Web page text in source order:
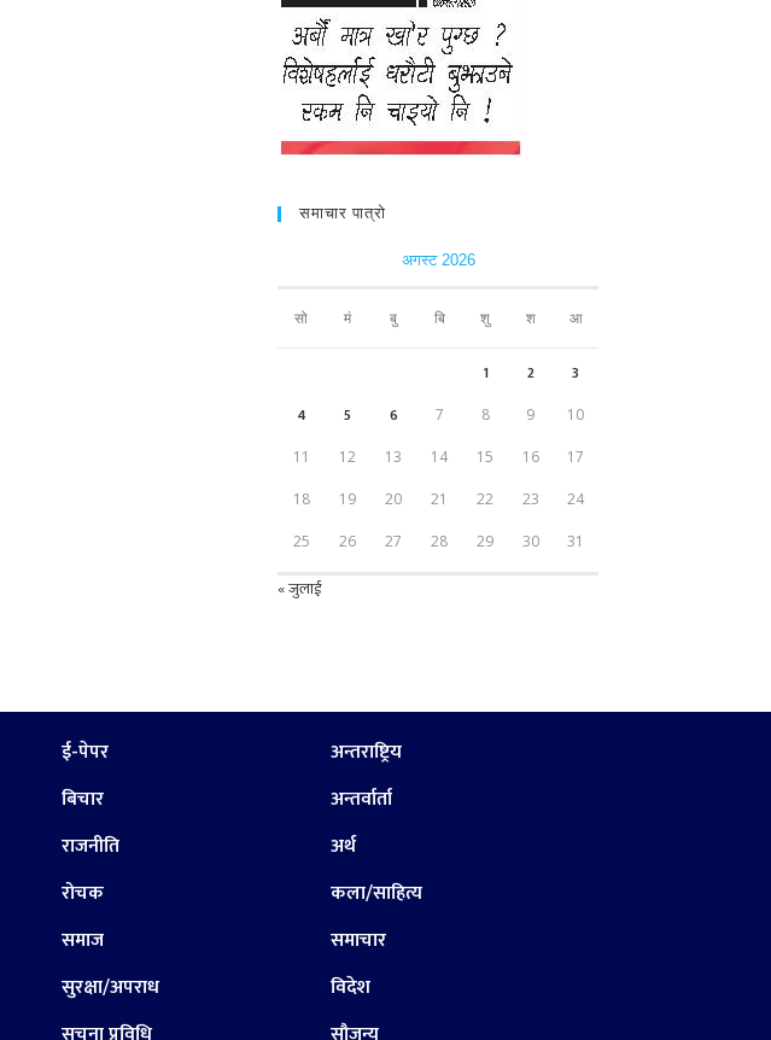
समाचार पात्रो
अगस्ट 2026
सो मं बु बि शु श आ
1 2
3
4
5 6 7 8 9 10
11 12 13 14 15 16 17
18 19 20 21 22 23 24
25 26 27 28 29 30 31
« जुलाई
ई-पेपर
बिचार
राजनीति
रोचक
समाज
सुरक्षा/अपराध
अन्तराष्ट्रिय
अन्तर्वार्ता
अर्थ
कला/साहित्य
समाचार
विदेश